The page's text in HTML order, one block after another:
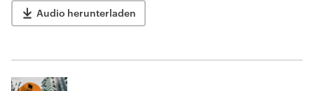
Audio herunterladen